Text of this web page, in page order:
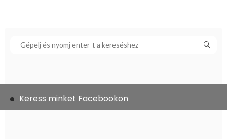
Keress minket Facebookon